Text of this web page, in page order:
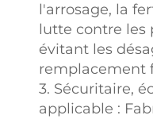
l'arrosage, la
lutte contre les
évitant les
remplacement
3. Sécuritaire,
applicable :